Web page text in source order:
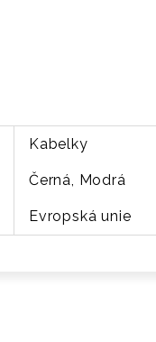
Kabelky
Černá, Modrá
Evropská unie